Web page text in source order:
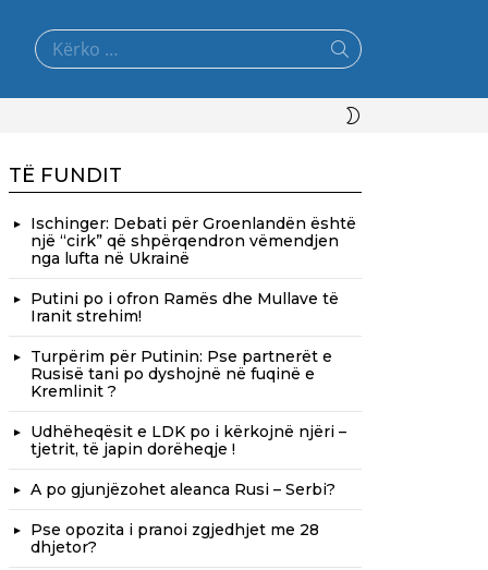
Search
for:
TË FUNDIT
Ischinger: Debati për Groenlandën është
një “cirk” që shpërqendron vëmendjen
nga lufta në Ukrainë
Putini po i ofron Ramës dhe Mullave të
Iranit strehim!
Turpërim për Putinin: Pse partnerët e
Rusisë tani po dyshojnë në fuqinë e
Kremlinit ?
Udhëheqësit e LDK po i kërkojnë njëri –
tjetrit, të japin dorëheqje !
A po gjunjëzohet aleanca Rusi – Serbi?
Pse opozita i pranoi zgjedhjet me 28
dhjetor?